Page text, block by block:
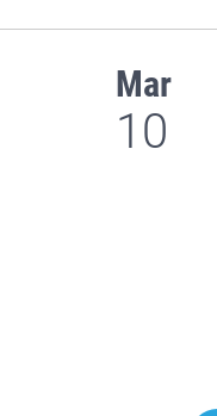
Mar
10